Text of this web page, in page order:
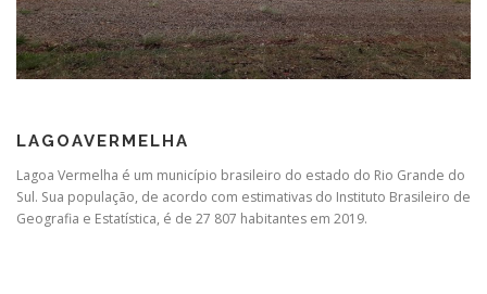
LAGOAVERMELHA
Lagoa Vermelha é um município brasileiro do estado do Rio Grande do
Sul. Sua população, de acordo com estimativas do Instituto Brasileiro de
Geografia e Estatística, é de 27 807 habitantes em 2019.